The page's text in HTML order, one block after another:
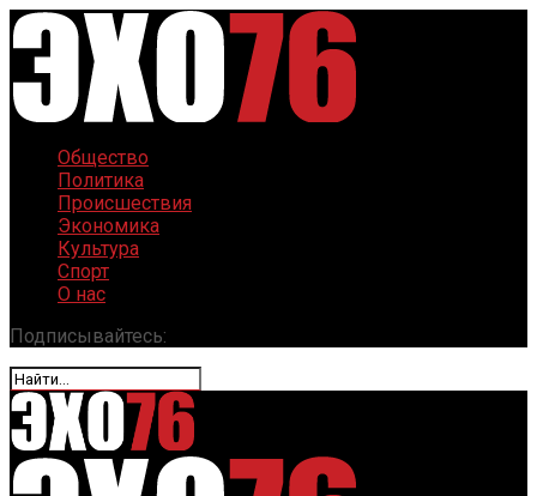
Общество
Политика
Происшествия
Экономика
Культура
Спорт
О нас
Подписывайтесь: